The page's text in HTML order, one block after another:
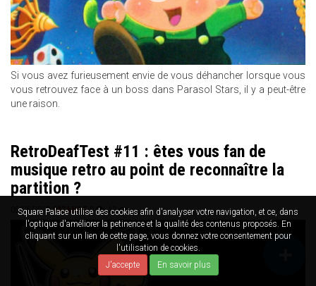
Square Palace utilise des cookies afin d'analyser votre navigation, et ce, dans
l'optique d'améliorer la petinence et la qualité des contenus proposés. En
cliquant sur un lien de cette page, vous donnez votre consentement pour
l'utilisation de cookies.
J'accepte
En savoir plus
Si vous avez furieusement envie de vous déhancher lorsque vous
vous retrouvez face à un boss dans Parasol Stars, il y a peut-être
une raison.
RetroDeafTest #11 : êtes vous fan de
musique retro au point de reconnaître la
partition ?
05/06/2018 SATANOS 0 19